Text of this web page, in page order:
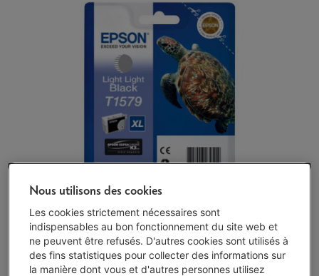
Nous utilisons des cookies
Les cookies strictement nécessaires sont
indispensables au bon fonctionnement du site web et
ne peuvent être refusés. D'autres cookies sont utilisés à
des fins statistiques pour collecter des informations sur
la manière dont vous et d'autres personnes utilisez